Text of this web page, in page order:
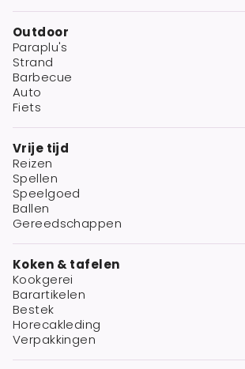
Outdoor
Paraplu's
Strand
Barbecue
Auto
Fiets
Vrije tijd
Reizen
Spellen
Speelgoed
Ballen
Gereedschappen
Koken & tafelen
Kookgerei
Barartikelen
Bestek
Horecakleding
Verpakkingen